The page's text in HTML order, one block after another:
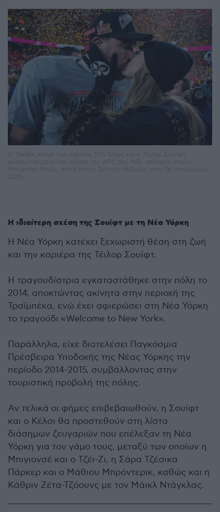
Η ιδιαίτερη σχέση της Σουίφτ με τη Νέα Υόρκη
Η Νέα Υόρκη κατέχει ξεχωριστή θέση στη ζωή
και την καριέρα της Τέιλορ Σουίφτ.
Η τραγουδίστρια εγκαταστάθηκε στην πόλη το
2014, αποκτώντας ακίνητα στην περιοχή της
Τραϊμπέκα, ενώ έχει αφιερώσει στη Νέα Υόρκη
το τραγούδι «Welcome to New York».
Παράλληλα, είχε διατελέσει Παγκόσμια
Πρέσβειρα Υποδοχής της Νέας Υόρκης την
περίοδο 2014-2015, συμβάλλοντας στην
τουριστική προβολή της πόλης.
Αν τελικά οι φήμες επιβεβαιωθούν, η Σουίφτ
και ο Κέλσι θα προστεθούν στη λίστα
διάσημων ζευγαριών που επέλεξαν τη Νέα
Υόρκη για τον γάμο τους, μεταξύ των οποίων η
Μπιγιονσέ και ο Τζέι-Ζι, η Σάρα Τζέσικα
Πάρκερ και ο Μάθιου Μπρόντερικ, καθώς και η
Κάθριν Ζέτα-Τζόουνς με τον Μάικλ Ντάγκλας.